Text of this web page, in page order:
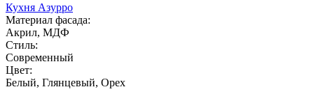
Кухня Азурро
Материал фасада:
Акрил, МДФ
Стиль:
Современный
Цвет:
Белый, Глянцевый, Орех